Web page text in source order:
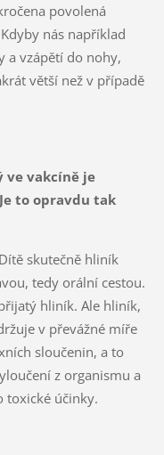
povolená
nás například
a vzápětí do nohy,
větší než v případě
ve vakcíně je
to opravdu tak
skutečně hliník
tedy orální cestou.
hliník. Ale hliník,
v převážné míře
sloučenin, a to
z organismu a
toxické účinky.